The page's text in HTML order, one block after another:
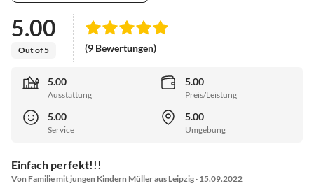
5.00
Out of 5 (9 Bewertungen)
5.00
Ausstattung
5.00
Preis/Leistung
5.00
Service
5.00
Umgebung
Einfach perfekt!!!
Von Familie mit jungen Kindern Müller aus Leipzig · 15.09.2022